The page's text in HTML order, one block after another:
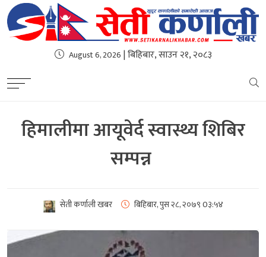
August 6, 2026 | बिहिबार, साउन २१, २०८३
हिमालीमा आयूवेर्द स्वास्थ्य शिबिर
सम्पन्न ‍
सेती कर्णाली खबर बिहिबार, पुस २८, २०७९0३:५४